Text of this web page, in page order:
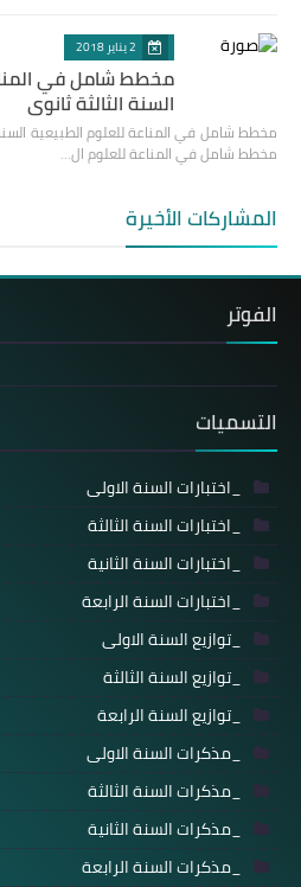
2 يناير 2018
مخطط شامل في
السنة الثالثة ثانوي
مخطط شامل في المناعة للعلوم الطبيعية
مخطط شامل في المناعة للعلوم ال…
المشاركات الأخيرة
الفوتر
التسميات
_اختبارات السنة الاولى
_اختبارات السنة الثالثة
_اختبارات السنة الثانية
_اختبارات السنة الرابعة
_توازيع السنة الاولى
_توازيع السنة الثالثة
_توازيع السنة الرابعة
_مذكرات السنة الاولى
_مذكرات السنة الثالثة
_مذكرات السنة الثانية
_مذكرات السنة الرابعة